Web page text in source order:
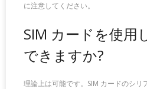
に注意してください。
SIM カードを使用
できますか?
理論上は可能です。SIM カードのシ